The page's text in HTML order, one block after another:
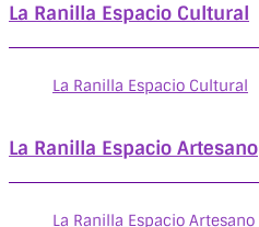
La Ranilla Espacio Cultural
La Ranilla Espacio Cultural
La Ranilla Espacio Artesano
La Ranilla Espacio Artesano